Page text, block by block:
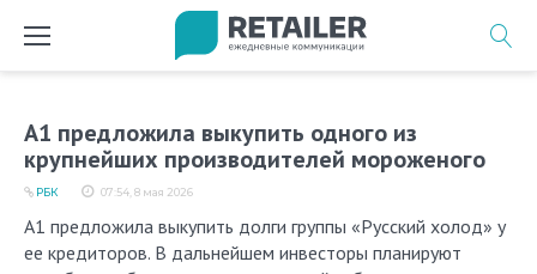
А1 предложила выкупить одного из
крупнейших производителей мороженого
07:54, 8 мая 2026
РБК
А1 предложила выкупить долги группы «Русский холод» у
ее кредиторов. В дальнейшем инвесторы планируют